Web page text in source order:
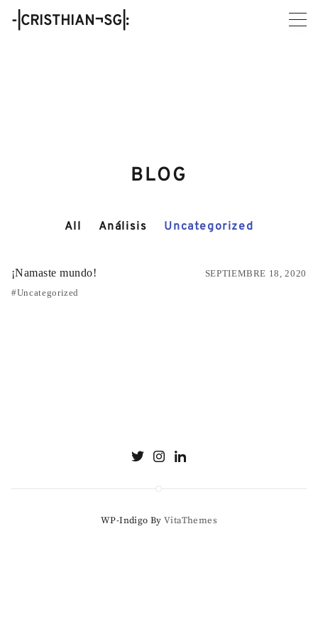
-|CRISTHIAN¬SG|:
BLOG
All Análisis Uncategorized
¡Namaste mundo!
SEPTIEMBRE 18, 2020
Uncategorized
WP-Indigo ByVitaThemes